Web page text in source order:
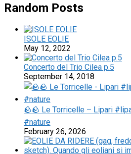
Random Posts
ISOLE EOLIE
May 12, 2022
Concerto del Trio Cilea p.5
September 14, 2018
🪨🪨 Le Torricelle – Lipari
#nature
February 26, 2026